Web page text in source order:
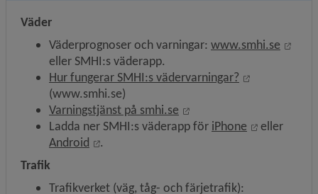
Väder
Väderprognoser och varningar: www.smhi.se
eller SMHI:s väderapp.
Hur fungerar SMHI:s vädervarningar?
Länk till
(www.smhi.se)
Varningstjänst på smhi.se
Länk till annan
Ladda ner SMHI:s väderapp för iPhone Länk till
Android
Länk till annan webbplats, öppnas i nytt
.
Trafik